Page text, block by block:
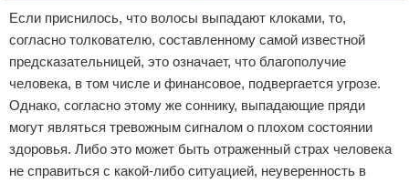
Если приснилось, что волосы выпадают клоками, то,
согласно толкователю, составленному самой известной
предсказательницей, это означает, что благополучие
человека, в том числе и финансовое, подвергается угрозе.
Однако, согласно этому же соннику, выпадающие пряди
могут являться тревожным сигналом о плохом состоянии
здоровья. Либо это может быть отраженный страх человека
не справиться с какой-либо ситуацией, неуверенность в